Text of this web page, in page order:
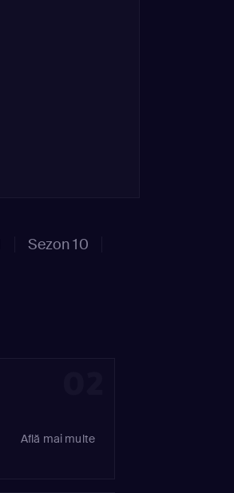
Sezon 10
Află mai multe